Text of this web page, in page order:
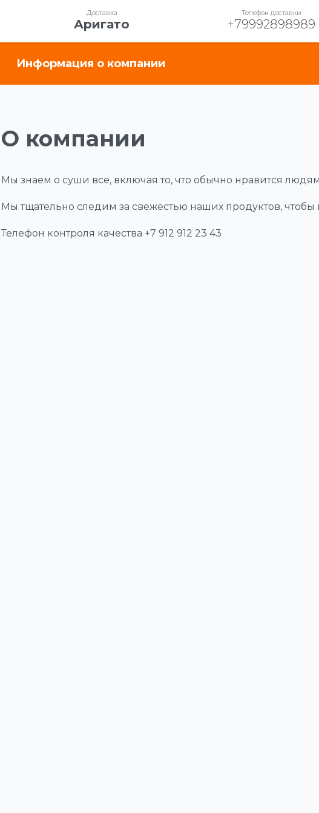
Доставка
Аригато
Телефон доставки
+79992898989
Информация о компании
О компании
Мы знаем о суши все, включая то, что обычно нравится
Мы тщательно следим за свежестью наших продуктов, чтобы
Телефон контроля качества +7 912 912 23 43